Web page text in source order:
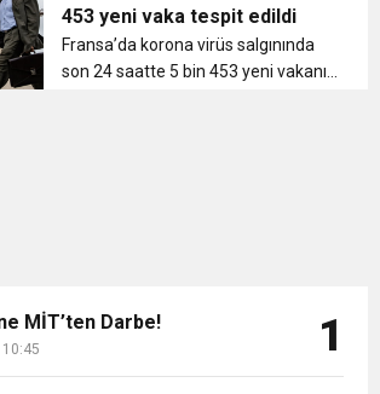
BİSİKLET DAĞITTI
yeni bir eseri daha okuyucuyla
453 yeni vaka tespit edildi
Fransa’da korona virüs salgınında
son 24 saatte 5 bin 453 yeni vakanın
MİT’ten Darbe! 1